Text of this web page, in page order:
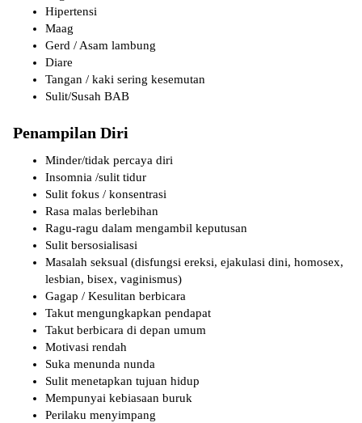
Hipertensi
Maag
Gerd / Asam lambung
Diare
Tangan / kaki sering kesemutan
Sulit/Susah BAB
Penampilan Diri
Minder/tidak percaya diri
Insomnia /sulit tidur
Sulit fokus / konsentrasi
Rasa malas berlebihan
Ragu-ragu dalam mengambil keputusan
Sulit bersosialisasi
Masalah seksual (disfungsi ereksi, ejakulasi dini, homosex,
lesbian, bisex, vaginismus)
Gagap / Kesulitan berbicara
Takut mengungkapkan pendapat
Takut berbicara di depan umum
Motivasi rendah
Suka menunda nunda
Sulit menetapkan tujuan hidup
Mempunyai kebiasaan buruk
Perilaku menyimpang